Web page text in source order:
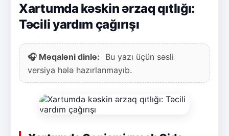
Xartumda kəskin ərzaq qıtlığı:
Təcili yardım çağırışı
🎧 Məqaləni dinlə:
Bu yazı üçün səsli
versiya hələ hazırlanmayıb.